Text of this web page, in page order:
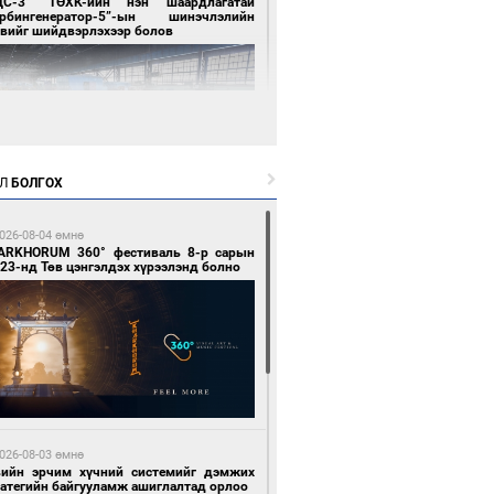
5”-ын шинэчлэлийн
шийдвэрлэхээр болов
эрэгтэйчүүдийн шигшээ баг А
тэргүүллээ
шар мэнгэтэй хөх бар өдөр
БОЛГОХ
08-04 өмнө
360° фестиваль 8-р сарын
нд Төв цэнгэлдэх хүрээлэнд болно
08-03 өмнө
эрчим хүчний системийг дэмжих
байгууламж ашиглалтад орлоо